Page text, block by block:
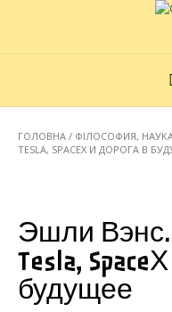
ГОЛОВНА / ФІЛОСОФИЯ, НАУКА,
TESLA, SPACEХ И ДОРОГА В
Эшли
Tesla,
будущее